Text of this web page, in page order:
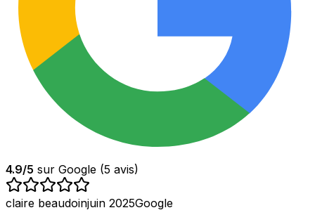
4.9/5 sur Google (5 avis)
claire beaudoinjuin 2025Google